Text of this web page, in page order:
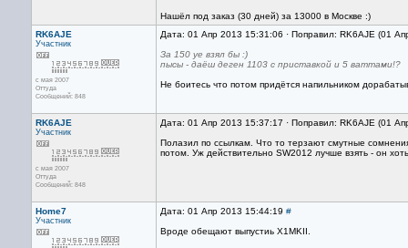
Нашёл под заказ (30 дней) за 13000 в Москве :)
RK6AJE
Участник
с мая 2007
Оттуда
Сообщений: 848
Дата: 01 Апр 2013 15:31:06 · Поправил: RK6AJE (01
За 150 уе взял бы :)
пысы - даёш деген 1103 с приставкой и 5 ваттами!?
Не боитесь что потом придётся напильником
RK6AJE
Участник
с мая 2007
Оттуда
Сообщений: 848
Дата: 01 Апр 2013 15:37:17 · Поправил: RK6AJE (01
Полазил по ссылкам. Что то терзают смутные
потом. Уж действительно SW2012 лучше взять - он
Home7
Участник
Дата: 01 Апр 2013 15:44:19 #
Вроде обещают выпустиь X1MKII.